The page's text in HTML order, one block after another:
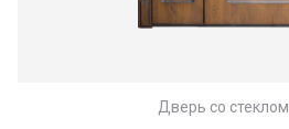
Дверь со стеклом